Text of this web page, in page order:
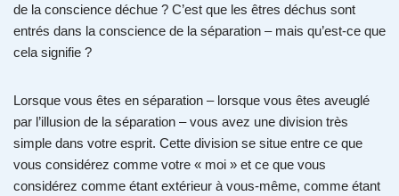
de la conscience déchue ? C’est que les êtres déchus sont
entrés dans la conscience de la séparation – mais qu’est-ce que
cela signifie ?
Lorsque vous êtes en séparation – lorsque vous êtes aveuglé
par l’illusion de la séparation – vous avez une division très
simple dans votre esprit. Cette division se situe entre ce que
vous considérez comme votre « moi » et ce que vous
considérez comme étant extérieur à vous-même, comme étant